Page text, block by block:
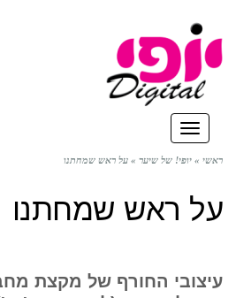
תפריט
ראשי » יופי! של שיער » על ראש שמחתנו
על ראש שמחתנו
עיצובי החורף של מקצת